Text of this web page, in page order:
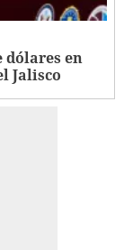
dólares en
Jalisco